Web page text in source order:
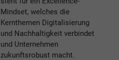
Mindset, welches die
Kernthemen Digitalisierung
und Nachhaltigkeit verbindet
und Unternehmen
zukunftsrobust macht.